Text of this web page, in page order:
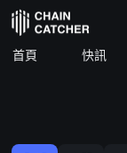
首頁 快訊